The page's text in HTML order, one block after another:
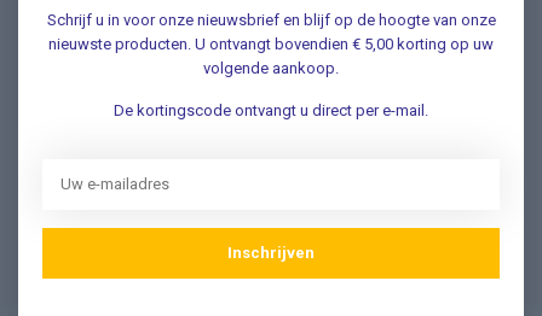
Vragen? Wij helpen graag!
✔ Snelle antwoorden op veelgestelde vragen ✔ Direct
contact met onze klantenservice ✔ Altijd hulp bij uw
Schrijf u in voor onze nieuwsbrief en blijf op de hoogte van onze
nieuwste producten. U ontvangt bovendien € 5,00 korting op uw
volgende aankoop.
De kortingscode ontvangt u direct per e-mail.
Inschrijven